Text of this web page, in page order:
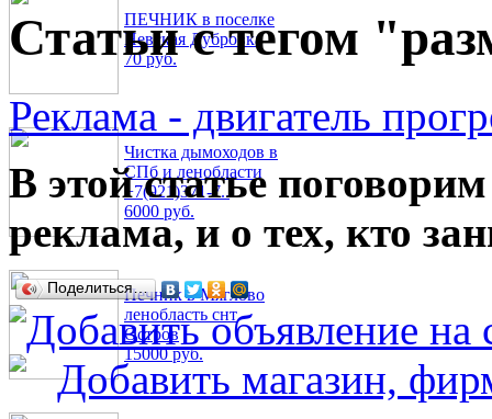
ПЕЧНИК в поселке
Невская Дубровка
70 руб.
Чистка дымоходов в
СПб и ленобласти
+7(921)371-7..
6000 руб.
Печник в Мяглово
ленобласть снт
Остров
15000 руб.
Статьи с тегом
Реклама - двигатель
В этой статье
реклама, и о тех, кто
Поделиться…